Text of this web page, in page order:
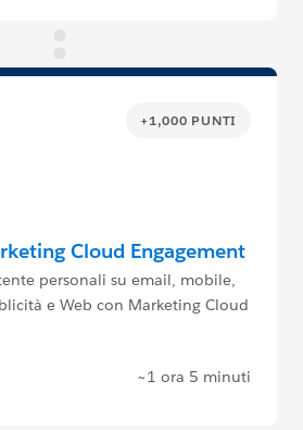
+1,000 PUNTI
Cloud Engagement
personali su email, mobile,
e Web con Marketing Cloud
Trailmix ~1 ora 5 minuti